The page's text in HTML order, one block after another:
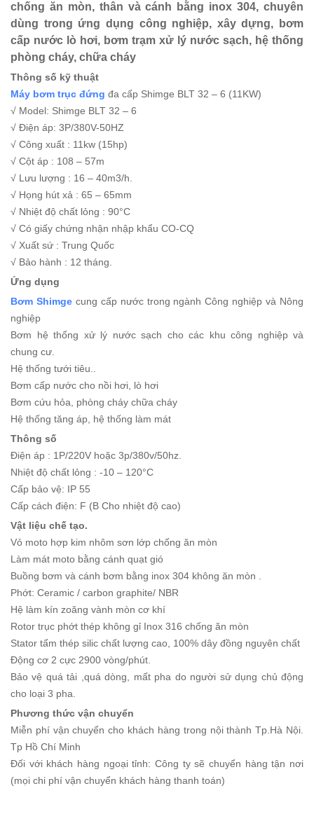
chống ăn mòn, thân và cánh bằng inox 304, chuyên
dùng trong ứng dụng công nghiệp, xây dựng, bơm
cấp nước lò hơi, bơm trạm xử lý nước sạch, hệ thống
phòng cháy, chữa cháy
Thông số kỹ thuật
Máy bơm trục đứng đa cấp Shimge BLT 32 – 6 (11KW)
√ Model: Shimge BLT 32 – 6
√ Điện áp: 3P/380V-50HZ
√ Công xuất : 11kw (15hp)
√ Cột áp : 108 – 57m
√ Lưu lượng : 16 – 40m3/h.
√ Họng hút xả : 65 – 65mm
√ Nhiệt độ chất lỏng : 90°C
√ Có giấy chứng nhận nhập khẩu CO-CQ
√ Xuất sứ : Trung Quốc
√ Bảo hành : 12 tháng.
Ứng dụng
Bơm Shimgecung cấp nước trong ngành Công nghiệp và Nông
nghiệp
Bơm hệ thống xử lý nước sạch cho các khu công nghiệp và
chung cư.
Hệ thống tưới tiêu..
Bơm cấp nước cho nồi hơi, lò hơi
Bơm cứu hỏa, phòng cháy chữa cháy
Hệ thống tăng áp, hệ thống làm mát
Thông số
Điện áp : 1P/220V hoặc 3p/380v/50hz.
Nhiệt độ chất lỏng : -10 – 120°C
Cấp bảo vệ: IP 55
Cấp cách điện: F (B Cho nhiệt độ cao)
Vật liệu chế tạo.
Vỏ moto hợp kim nhôm sơn lớp chống ăn mòn
Làm mát moto bằng cánh quạt gió
Buồng bơm và cánh bơm bằng inox 304 không ăn mòn .
Phớt: Ceramic / carbon graphite/ NBR
Hệ làm kín zoăng vành mòn cơ khí
Rotor trục phớt thép không gỉ Inox 316 chống ăn mòn
Stator tấm thép silic chất lượng cao, 100% dây đồng nguyên chất
Động cơ 2 cực 2900 vòng/phút.
Bảo vệ quá tải ,quá dòng, mất pha do người sử dụng chủ động
cho loại 3 pha.
Phương thức vận chuyển
Miễn phí vận chuyển cho khách hàng trong nội thành Tp.Hà Nội.
Tp Hồ Chí Minh
Đối với khách hàng ngoại tỉnh: Công ty sẽ chuyển hàng tận nơi
(mọi chi phí vận chuyển khách hàng thanh toán)